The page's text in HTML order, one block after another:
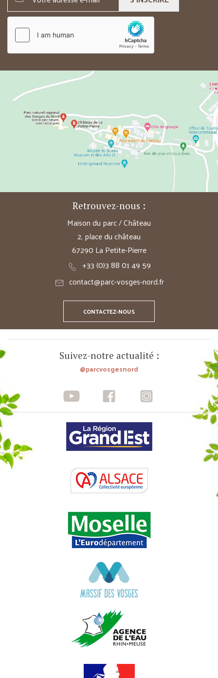
Retrouvez-nous :
Maison du parc / Château
2, place du château
67290 La Petite-Pierre
+33 (0)3 88 01 49 59
contact@parc-vosges-nord.fr
CONTACTEZ-NOUS
Suivez-notre actualité :
@parcvosgesnord